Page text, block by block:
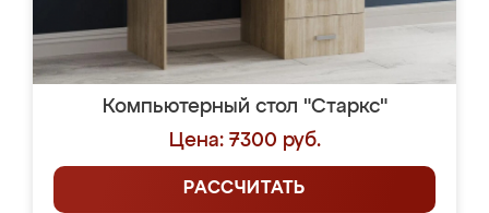
Компьютерный стол "Старкс"
Цена: 7300 руб.
РАССЧИТАТЬ